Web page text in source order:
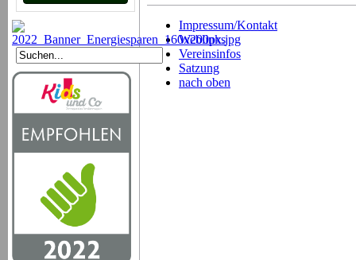
Impressum/Kontakt
Weblinks
Vereinsinfos
Satzung
nach oben